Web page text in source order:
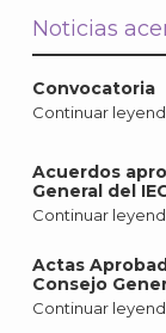
Noticias
Convocatoria
Continuar
Acuerdos
General del
Continuar
Actas
Consejo
Continuar